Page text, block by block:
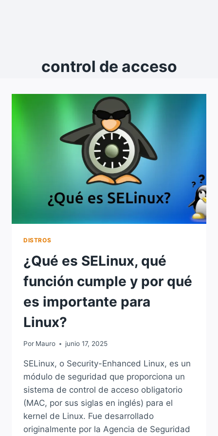
control de acceso
DISTROS
¿Qué es SELinux, qué
función cumple y por qué
es importante para
Linux?
Por Mauro junio 17, 2025
SELinux, o Security-Enhanced Linux, es un
módulo de seguridad que proporciona un
sistema de control de acceso obligatorio
(MAC, por sus siglas en inglés) para el
kernel de Linux. Fue desarrollado
originalmente por la Agencia de Seguridad